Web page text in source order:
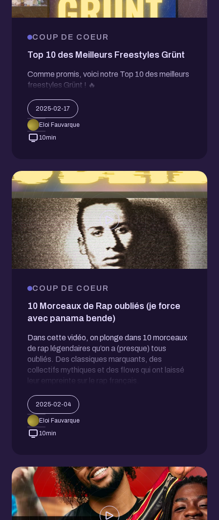
COUP DE COEUR
Top 10 des Meilleurs Freestyles Grünt
Comme promis, voici notre Top 10 des meilleurs
freestyles Grünt ! 🔥
2025-02-17
Eloi Fauvarque
10min
COUP DE COEUR
10 Morceaux de Rap oubliés (je force
avec panama bende)
Dans cette vidéo, on plonge dans 10 morceaux
de rap légendaires qu’on a (presque) tous
oubliés. Des classiques marquants, des
collectifs mythiques et des flows qui ont laissé
leur empreinte sur le rap français.
2025-02-04
Eloi Fauvarque
10min